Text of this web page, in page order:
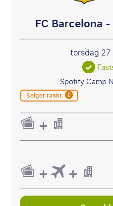
FC Barcelona
torsdag 27
Spotify Camp
Selger raskt